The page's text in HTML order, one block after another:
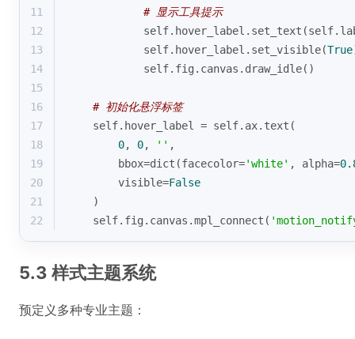
11
# 显示工具提示
12
13
            self.hover_label.set_visible(
True
14
            self.fig.canvas.draw_idle()
15
16
# 初始化悬浮标签
17
    self.hover_label = self.ax.text(
18
0, 0, '' ,
19
        bbox=
dict (facecolor='white' , alpha=
20
        visible=
False
21
    )
22
    self.fig.canvas.mpl_connect(
5.3 样式主题系统
预定义多种专业主题：